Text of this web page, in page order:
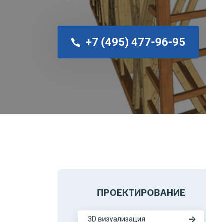
+7 (495) 477-96-95
ПРОЕКТИРОВАНИЕ
3D визуализация